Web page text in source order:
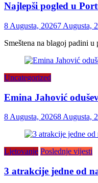
Najlepši pogled u
8 Augusta, 20267 Augusta,
Smeštena na blagoj padini
Uncategorized
Emina Jahović
8 Augusta, 20268 Augusta,
Ljetovanje Poslednje vijesti
3 atrakcije jedne od